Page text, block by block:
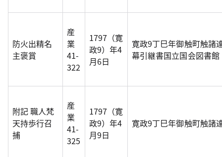
防火出精名
主褒賞
産
業
41-
322
1797（寛
政9）年4
月6日
寛政9丁巳年御触町触諸
幕引継書国立国会図書館
附記 職人梵
天持歩行召
捕
産
業
41-
325
1797（寛
政9）年4
月9日
寛政9丁巳年御触町触諸